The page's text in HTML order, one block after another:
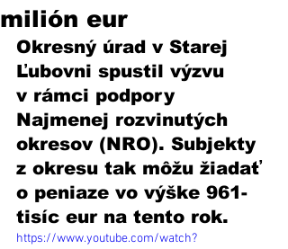
milión eur
Okresný úrad v Starej
Ľubovni spustil výzvu
v rámci podpory
Najmenej rozvinutých
okresov (NRO). Subjekty
z okresu tak môžu žiadať
o peniaze vo výške 961-
tisíc eur na tento rok.
https://www.youtube.com/watch?